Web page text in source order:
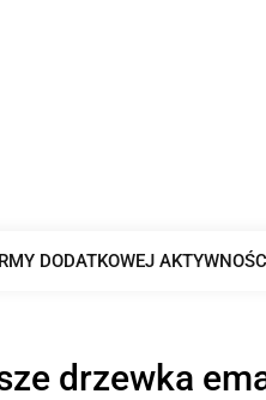
DODATKOWEJ
drzewka